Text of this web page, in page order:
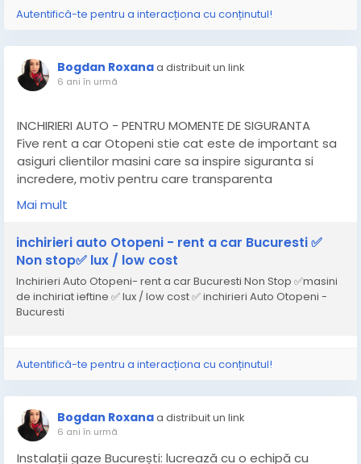
Autentifică-te pentru a interacționa cu conținutul!
Bogdan Roxanaa distribuit un link
6 ani în urmă
INCHIRIERI AUTO - PENTRU MOMENTE DE SIGURANTA
Five rent a car Otopeni stie cat este de important sa
asiguri clientilor masini care sa inspire siguranta si
incredere, motiv pentru care transparenta
informatiilor ii ajuta in atragerea potentialilor clienti
care apreciaza sinceritatea si promptitudinea.
game:
- inchirieri gama SUV
- inchirieri gama Luxury
- inchirieri gama Compact
- inchirieri gama Microbus
cel mai inalt nivel de calitate si siguranta, oferit de cei
alegi pentru calatoria ta, consultanta Five te va ajuta
sa iei decizia potrivita pentru caracteristicile
deplasarii.
Mai mult
inchirieri auto Otopeni - rent a car Bucuresti ✅
Non stop✅ lux / low cost
Inchirieri Auto Otopeni- rent a car Bucuresti Non Stop ✅masini
de inchiriat ieftine ✅ lux / low cost ✅ inchirieri Auto Otopeni -
Bucuresti
Autentifică-te pentru a interacționa cu conținutul!
Bogdan Roxanaa distribuit un link
6 ani în urmă
Instalații gaze București: lucrează cu o echipă cu